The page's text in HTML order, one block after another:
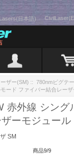
日本語)
ザー(SM) :: 780nmピグテ
ード ファイバー結合レー
赤外線 シング
ーモジュール
SM
商品9/9